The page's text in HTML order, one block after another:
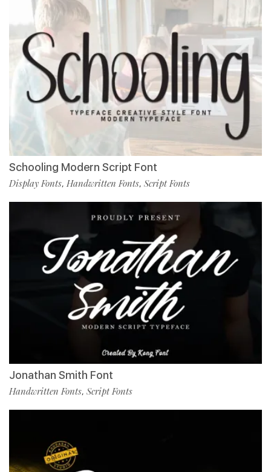
Schooling Modern Script Font
Display Fonts, Handwritten Fonts, Script Fonts
Jonathan Smith Font
Handwritten Fonts, Script Fonts